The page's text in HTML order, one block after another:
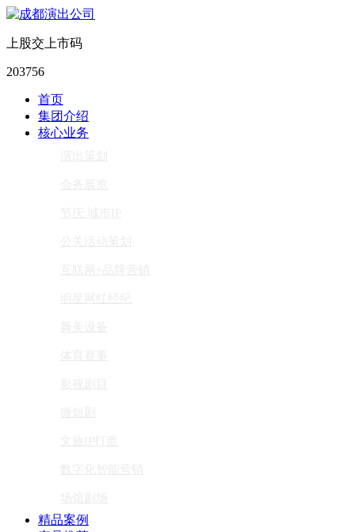
上股交上市码
203756
首页
集团介绍
核心业务
精品案例